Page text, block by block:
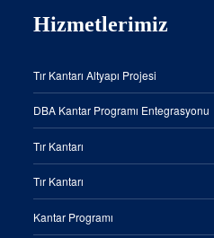
Hizmetlerimiz
Tır Kantarı Altyapı Projesi
DBA Kantar Programı Entegrasyonu
Tır Kantarı
Tır Kantarı
Kantar Programı